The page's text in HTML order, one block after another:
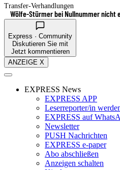
Transfer-Verhandlungen
Wölfe-Stürmer bei Nullnummer nicht
Express · Community
Diskutieren Sie mit
Jetzt kommentieren
ANZEIGE X
EXPRESS News
EXPRESS APP
Leserreporter/in
EXPRESS auf
Newsletter
PUSH Nachrichten
EXPRESS e-paper
Abo abschließen
Anzeigen schalten